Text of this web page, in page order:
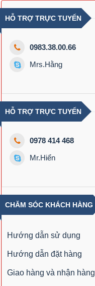
HỖ TRỢ TRỰC TUYẾN
0983.38.00.66
Mrs.Hằng
HỖ TRỢ TRỰC TUYẾN
0978 414 468
Mr.Hiển
CHĂM SÓC KHÁCH HÀNG
Hướng dẫn sử dụng
Hướng dẫn đặt hàng
Giao hàng và nhận hàng